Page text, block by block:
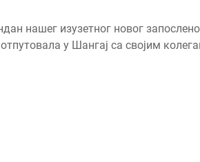
нашег изузетног новог
у Шангај са својим